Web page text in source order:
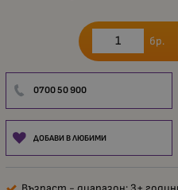
бр.
0700 50 900
ДОБАВИ В ЛЮБИМИ